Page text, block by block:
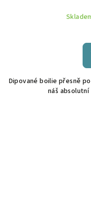
Dipované boilie přesně
náš